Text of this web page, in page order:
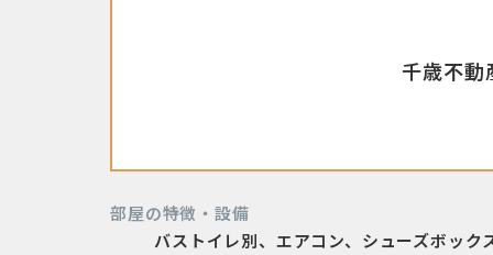
千歳不
部屋の特徴・設備
バストイレ別、エアコン、シューズボッ